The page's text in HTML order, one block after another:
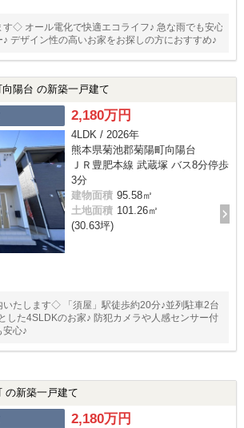
◇ オール電化で快適エコライフ♪ 急な雨でも安心
デザイン性の高いお家をお探しの方におすすめ♪
陽台 の新築一戸建て
2,180万円
4LDK / 2026年
熊本県菊池郡菊陽町向陽台
ＪＲ豊肥本線 武蔵塚 バス8分停歩
3分
建物面積 95.58㎡
土地面積 101.26㎡
(30.63坪)
たします◇ 「須屋」駅徒歩約20分♪並列駐車2台
した4SLDKのお家♪ 防犯カメラや人感センサー付
安心♪
の新築一戸建て
2,180万円